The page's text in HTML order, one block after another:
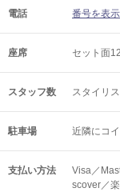
電話 番号を表示
座席 セット面
スタッフ数 スタイリ
駐車場 近隣にコ
支払い方法
Visa／
scover／